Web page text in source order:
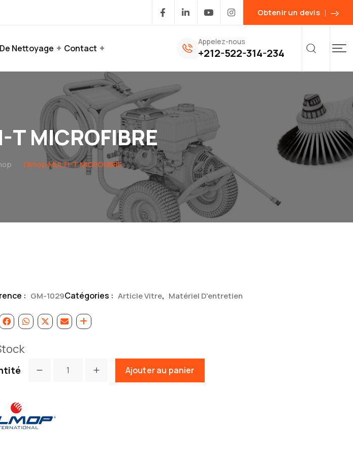
Obtenir un devis
Nettoyage Contact
Appelez-nous
+212-522-314-234
MICROFIBRE
Filmop MULTI-T MICROFIBRE
: GM-1029Catégories : Article Vitre, Matériel D'entretien
Ajouter au panier